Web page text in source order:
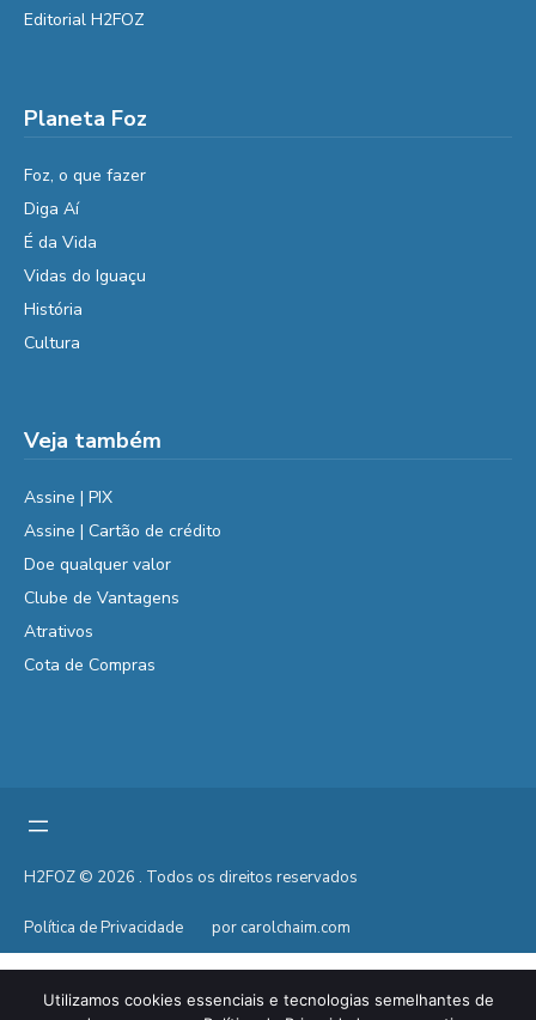
Editorial H2FOZ
Planeta Foz
Foz, o que fazer
Diga Aí
É da Vida
Vidas do Iguaçu
História
Cultura
Veja também
Assine | PIX
Assine | Cartão de crédito
Doe qualquer valor
Clube de Vantagens
Atrativos
Cota de Compras
H2FOZ © 2026 . Todos os direitos reservados
Política de Privacidade por carolchaim.com
Utilizamos cookies essenciais e tecnologias semelhantes de